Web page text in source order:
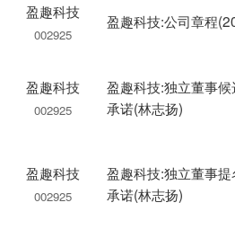
盈趣科技
002925
盈趣科技:公司章程
盈趣科技
002925
盈趣科技:独立董事
承诺(林志扬)
盈趣科技
002925
盈趣科技:独立董事
承诺(林志扬)